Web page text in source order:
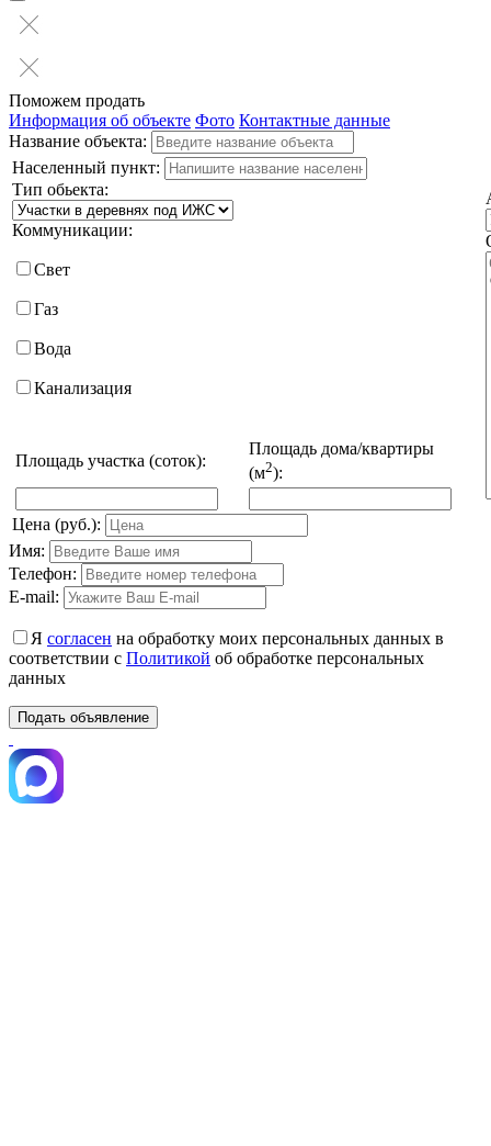
Поможем продать
Информация об объекте Фото Контактные данные
Название объекта:
Населенный пункт:
Тип обьекта:
Коммуникации:
Свет
Газ
Вода
Канализация
Площадь участка (соток):
Площадь дома/квартиры
(м2):
Цена (руб.):
Имя:
Телефон:
E-mail:
Я согласен на обработку моих персональных данных в
соответствии с Политикой об обработке персональных
данных